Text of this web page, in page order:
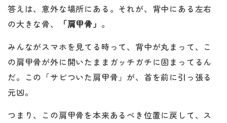
答えは、意外な場所にある。それが、背中にある左右
の大きな骨、
「肩甲骨」 。
みんながスマホを見てる時って、背中が丸まって、こ
の肩甲骨が外に開いたままガッチガチに固まってるん
だ。この「サビついた肩甲骨」が、首を前に引っ張る
元凶。
つまり、この肩甲骨を本来あるべき位置に戻して、ス